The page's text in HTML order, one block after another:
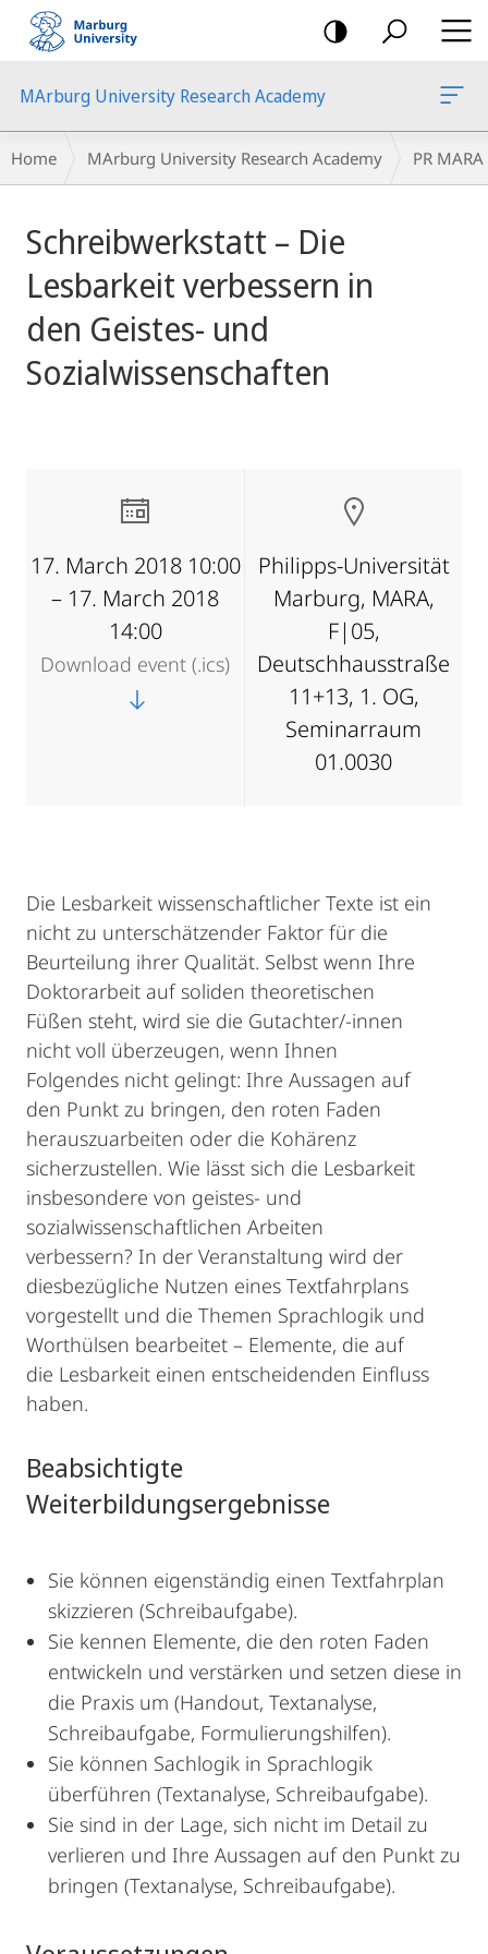
mobile
navigation
MArburg University Research Academy
Breadcrumb-
Navigation
Home MArburg University Research Academy PR MARA
content
Schreibwerkstatt – Die
Lesbarkeit verbessern in
den Geistes- und
Sozialwissenschaften
17. March 2018 10:00
– 17. March 2018
14:00
Download event (.ics)
Philipps-Universität
Marburg, MARA,
F|05,
Deutschhausstraße
11+13, 1. OG,
Seminarraum
01.0030
Die Lesbarkeit wissenschaftlicher Texte ist ein
nicht zu unterschätzender Faktor für die
Beurteilung ihrer Qualität. Selbst wenn Ihre
Doktorarbeit auf soliden theoretischen
Füßen steht, wird sie die Gutachter/-innen
nicht voll überzeugen, wenn Ihnen
Folgendes nicht gelingt: Ihre Aussagen auf
den Punkt zu bringen, den roten Faden
herauszuarbeiten oder die Kohärenz
sicherzustellen. Wie lässt sich die Lesbarkeit
insbesondere von geistes- und
sozialwissenschaftlichen Arbeiten
verbessern? In der Veranstaltung wird der
diesbezügliche Nutzen eines Textfahrplans
vorgestellt und die Themen Sprachlogik und
Worthülsen bearbeitet – Elemente, die auf
die Lesbarkeit einen entscheidenden Einfluss
haben.
Beabsichtigte
Weiterbildungsergebnisse
Sie können eigenständig einen Textfahrplan
skizzieren (Schreibaufgabe).
Sie kennen Elemente, die den roten Faden
entwickeln und verstärken und setzen diese in
die Praxis um (Handout, Textanalyse,
Schreibaufgabe, Formulierungshilfen).
Sie können Sachlogik in Sprachlogik
überführen (Textanalyse, Schreibaufgabe).
Sie sind in der Lage, sich nicht im Detail zu
verlieren und Ihre Aussagen auf den Punkt zu
bringen (Textanalyse, Schreibaufgabe).